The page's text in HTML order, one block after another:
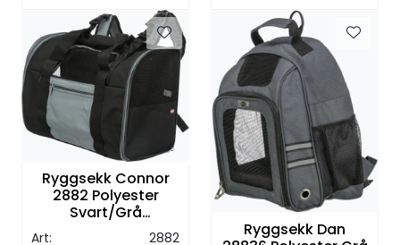
Ryggsekk Connor
2882 Polyester
Svart/Grå
42x21x29cm Max
Art: 2882
Ryggsekk Dan